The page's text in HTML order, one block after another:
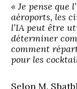
« Je pense que
aéroports, les
l’IA peut être
déterminer
comment
pour les
Selon M.